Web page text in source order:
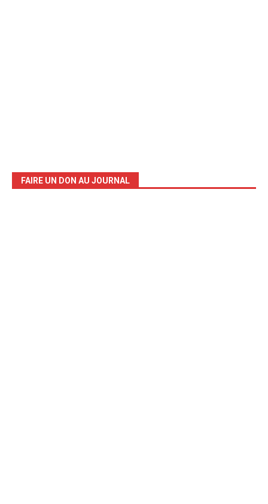
FAIRE UN DON AU JOURNAL